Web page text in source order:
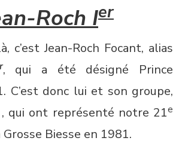
Roch Ier
c’est Jean-Roch Focant, alias
, qui a été désigné Prince
C’est donc lui et son groupe,
, qui ont représenté notre 21e
Biesse en 1981.